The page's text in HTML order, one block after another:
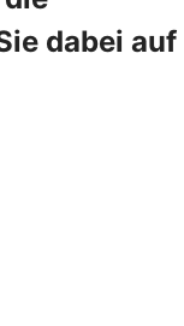
dabei auf